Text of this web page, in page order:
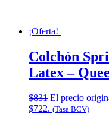
¡Oferta!
Colchón
Latex –
$831 El precio
$722. (Tasa BCV)